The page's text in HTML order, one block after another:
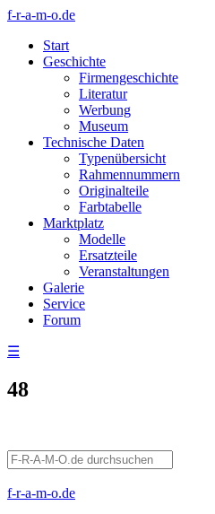
f-r-a-m-o.de
Start
Geschichte
Firmengeschichte
Literatur
Werbung
Museum
Technische Daten
Typenübersicht
Rahmennummern
Originalteile
Farbtabelle
Marktplatz
Modelle
Ersatzteile
Veranstaltungen
Galerie
Service
Forum
☰
48
f-r-a-m-o.de